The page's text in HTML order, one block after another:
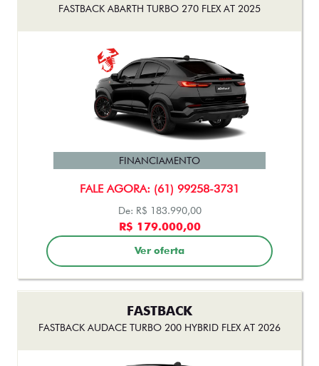
FASTBACK ABARTH TURBO 270 FLEX AT 2025
FALE AGORA: (61) 99258-3731
FINANCIAMENTO
De: R$ 183.990,00
R$ 179.000,00
Ver oferta
FASTBACK
FASTBACK AUDACE TURBO 200 HYBRID FLEX AT 2026